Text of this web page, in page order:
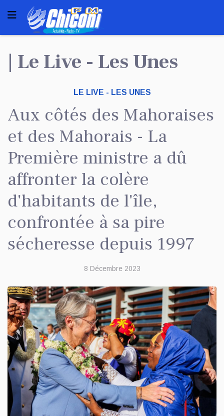
| Le Live - Les Unes
LE LIVE - LES UNES
Aux côtés des Mahoraises
et des Mahorais - La
Première ministre a dû
affronter la colère
d'habitants de l'île,
confrontée à sa pire
sécheresse depuis 1997
8 Décembre 2023